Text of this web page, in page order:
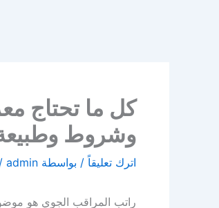
كل ما تحتاج
وشروط
اترك تعليقاً / بواسطة admin
/
راتب المراقب الجوي هو